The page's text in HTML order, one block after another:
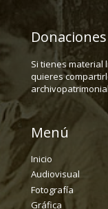
Donaciones
Si tienes material
quieres
Menú
Inicio
Audiovisual
Fotografía
Gráfica